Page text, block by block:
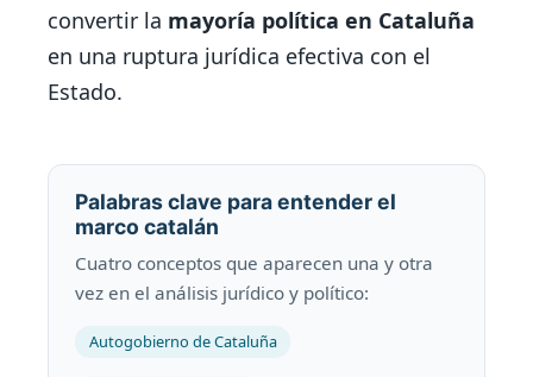
convertir la mayoría política en Cataluña
en una ruptura jurídica efectiva con el
Estado.
Palabras clave para entender el
marco catalán
Cuatro conceptos que aparecen una y otra
vez en el análisis jurídico y político:
Autogobierno de Cataluña